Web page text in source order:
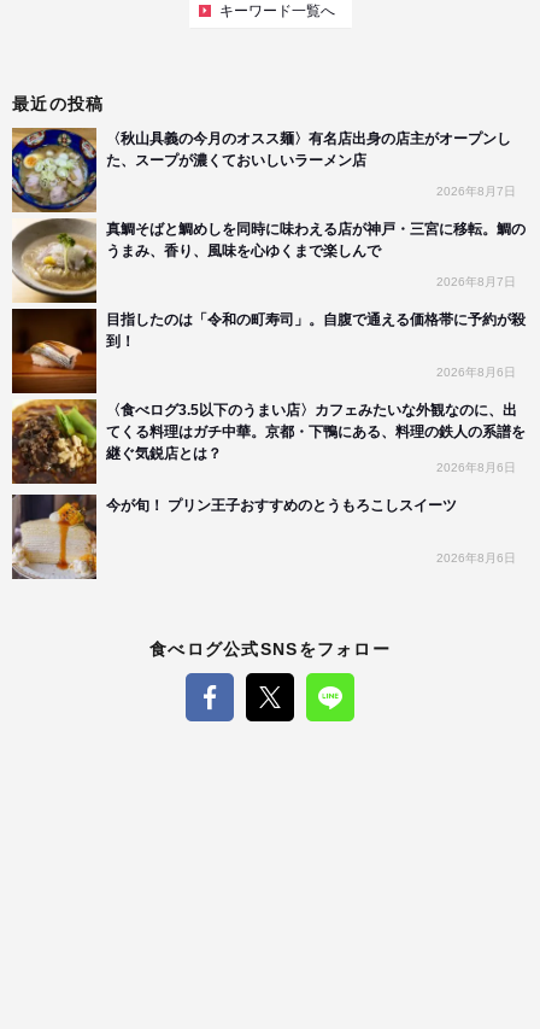
キーワード一覧へ
最近の投稿
〈秋山具義の今月のオスス麺〉有名店出身の店主がオープンし
た、スープが濃くておいしいラーメン店
2026年8月7日
真鯛そばと鯛めしを同時に味わえる店が神戸・三宮に移転。鯛の
うまみ、香り、風味を心ゆくまで楽しんで
2026年8月7日
目指したのは「令和の町寿司」。自腹で通える価格帯に予約が殺
到！
2026年8月6日
〈食べログ3.5以下のうまい店〉カフェみたいな外観なのに、出
てくる料理はガチ中華。京都・下鴨にある、料理の鉄人の系譜を
継ぐ気鋭店とは？
2026年8月6日
今が旬！ プリン王子おすすめのとうもろこしスイーツ
2026年8月6日
食べログ公式SNSをフォロー